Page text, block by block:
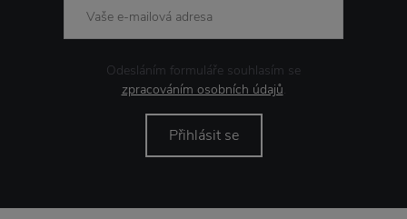
Odesláním formuláře souhlasím se
zpracováním osobních údajů.
Přihlásit se